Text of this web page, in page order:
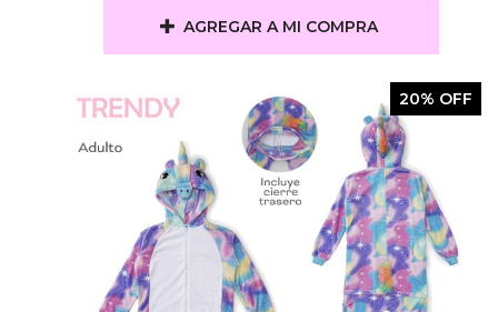
AGREGAR A MI COMPRA
20% OFF